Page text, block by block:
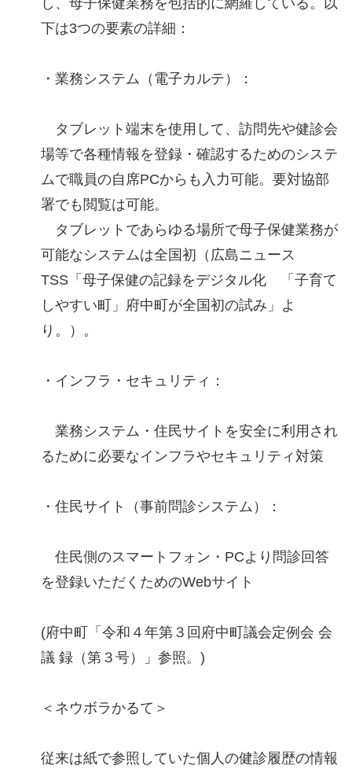
し、母子保健業務を包括的に網羅している。以
下は3つの要素の詳細：
・業務システム（電子カルテ）：
タブレット端末を使用して、訪問先や健診会
場等で各種情報を登録・確認するためのシステ
ムで職員の自席PCからも入力可能。要対協部
署でも閲覧は可能。
タブレットであらゆる場所で母子保健業務が
可能なシステムは全国初（広島ニュース
TSS「母子保健の記録をデジタル化 「子育て
しやすい町」府中町が全国初の試み」よ
り。）。
・インフラ・セキュリティ：
業務システム・住民サイトを安全に利用され
るために必要なインフラやセキュリティ対策
・住民サイト（事前問診システム）：
住民側のスマートフォン・PCより問診回答
を登録いただくためのWebサイト
(府中町「令和４年第３回府中町議会定例会 会
議 録（第３号）」参照。)
＜ネウボラかるて＞
従来は紙で参照していた個人の健診履歴の情報